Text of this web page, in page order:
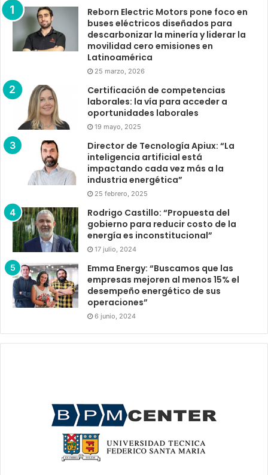
Reborn Electric Motors pone foco en
buses eléctricos diseñados para
descarbonizar la minería y liderar la
movilidad cero emisiones en
Latinoamérica
25 marzo, 2026
Certificación de competencias
laborales: la vía para acceder a
oportunidades laborales
19 mayo, 2025
Director de Tecnología Apiux: “La
inteligencia artificial está
impactando cada vez más a la
industria energética”
25 febrero, 2025
Rodrigo Castillo: “Propuesta del
gobierno para reducir costo de la
energía es inconstitucional”
17 julio, 2024
Emma Energy: “Buscamos que las
empresas mejoren al menos 15% el
desempeño energético de sus
operaciones”
6 junio, 2024